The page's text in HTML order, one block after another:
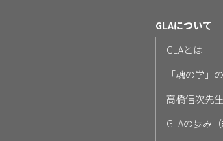
GLAについて
GLAとは
「魂の学」
高橋信次先生
GLAの歩み（